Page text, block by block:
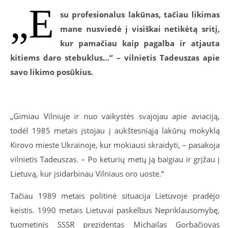
„E
su profesionalus lakūnas, tačiau likimas
mane nusviedė į visiškai netikėtą sritį,
kur pamačiau kaip pagalba ir atjauta
kitiems daro stebuklus…“ – vilnietis Tadeuszas apie
savo likimo posūkius.
„Gimiau Vilniuje ir nuo vaikystės svajojau apie aviaciją,
todėl 1985 metais įstojau į aukštesniąją lakūnų mokyklą
Kirovo mieste Ukrainoje, kur mokiausi skraidyti, – pasakoja
vilnietis Tadeuszas. – Po keturių metų ją baigiau ir grįžau į
Lietuvą, kur įsidarbinau Vilniaus oro uoste.“
Tačiau 1989 metais politinė situacija Lietuvoje pradėjo
keistis. 1990 metais Lietuvai paskelbus Nepriklausomybę,
tuometinis SSSR prezidentas Michailas Gorbačiovas